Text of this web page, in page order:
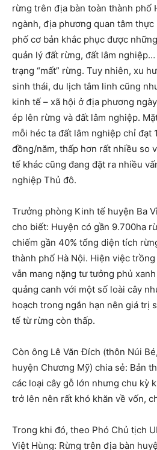
rừng trên địa bàn toàn thành phố
ngành, địa phương quan tâm
phố cơ bản khắc phục được
quản lý đất rừng, đất lâm
trạng “mất” rừng. Tuy nhiên, xu
sinh thái, du lịch tâm linh cũng
kinh tế – xã hội ở địa phương
ép lên rừng và đất lâm nghiệp.
mỗi héc ta đất lâm nghiệp chỉ đạt
đồng/năm, thấp hơn rất nhiều so
tế khác cũng đang đặt ra nhiều
nghiệp Thủ đô.
Trưởng phòng Kinh tế huyện Ba
cho biết: Huyện có gần 9.700ha
chiếm gần 40% tổng diện tích
thành phố Hà Nội. Hiện việc
vẫn mang nặng tư tưởng phủ
quảng canh với một số loài cây
hoạch trong ngắn hạn nên giá trị
tế từ rừng còn thấp.
Còn ông Lê Văn Đích (thôn Núi
huyện Chương Mỹ) chia sẻ: Bản
các loại cây gỗ lớn nhưng chu kỳ
trở lên nên rất khó khăn về vốn,
Trong khi đó, theo Phó Chủ tịch
Việt Hùng: Rừng trên địa bàn